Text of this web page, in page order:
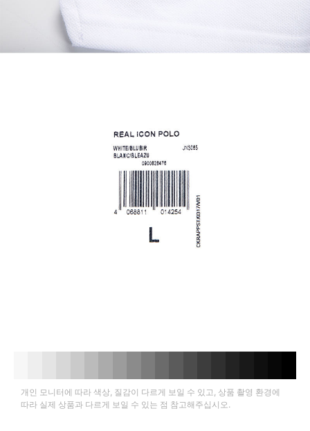
개인 모니터에 따라 색상, 질감이 다르게 보일 수 있고, 상품 촬영 환경에
따라 실제 상품과 다르게 보일 수 있는 점 참고해주십시오.